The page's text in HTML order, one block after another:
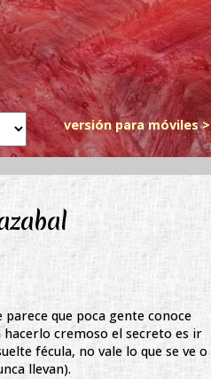
versión para móviles >
que poca gente conoce
cremoso el secreto es ir
fécula, no vale lo que se ve o
llevan).